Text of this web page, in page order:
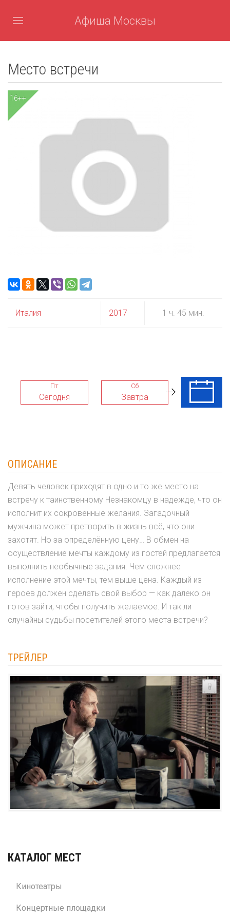
Афиша Москвы
Место встречи
16++
Италия 2017 1 ч. 45 мин.
Пт
Сегодня
Сб
Завтра
Вс
ОПИСАНИЕ
Девять человек приходят в одно и то же место на
встречу к таинственному Незнакомцу в надежде, что он
исполнит их сокровенные желания. Загадочный
мужчина может претворить в жизнь всё, что они
захотят. Но за определённую цену… В обмен на
осуществление мечты каждому из гостей предлагается
выполнить необычные задания. Чем сложнее
исполнение этой мечты, тем выше цена. Каждый из
героев должен сделать свой выбор — как далеко он
готов зайти, чтобы получить желаемое. И так ли
случайны судьбы посетителей этого места встречи?
ТРЕЙЛЕР
КАТАЛОГ МЕСТ
Кинотеатры
Концертные площадки